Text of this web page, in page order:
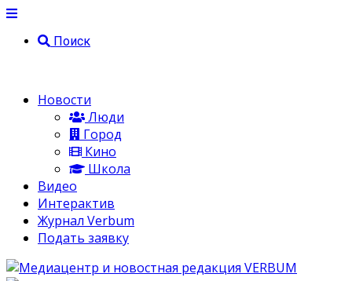
Поиск
Новости
Люди
Город
Кино
Школа
Видео
Интерактив
Журнал Verbum
Подать заявку